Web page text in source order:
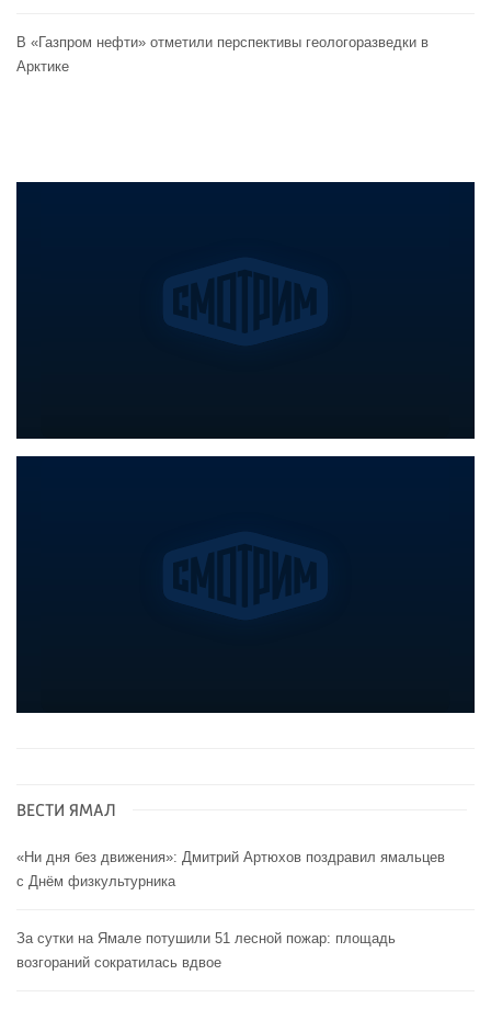
В «Газпром нефти» отметили перспективы геологоразведки в
Арктике
ВЕСТИ ЯМАЛ
«Ни дня без движения»: Дмитрий Артюхов поздравил ямальцев
с Днём физкультурника
За сутки на Ямале потушили 51 лесной пожар: площадь
возгораний сократилась вдвое